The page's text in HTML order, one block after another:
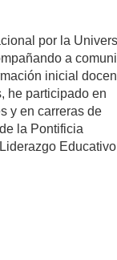
por la
a
inicial
he participado en
y en carreras de
la Pontificia